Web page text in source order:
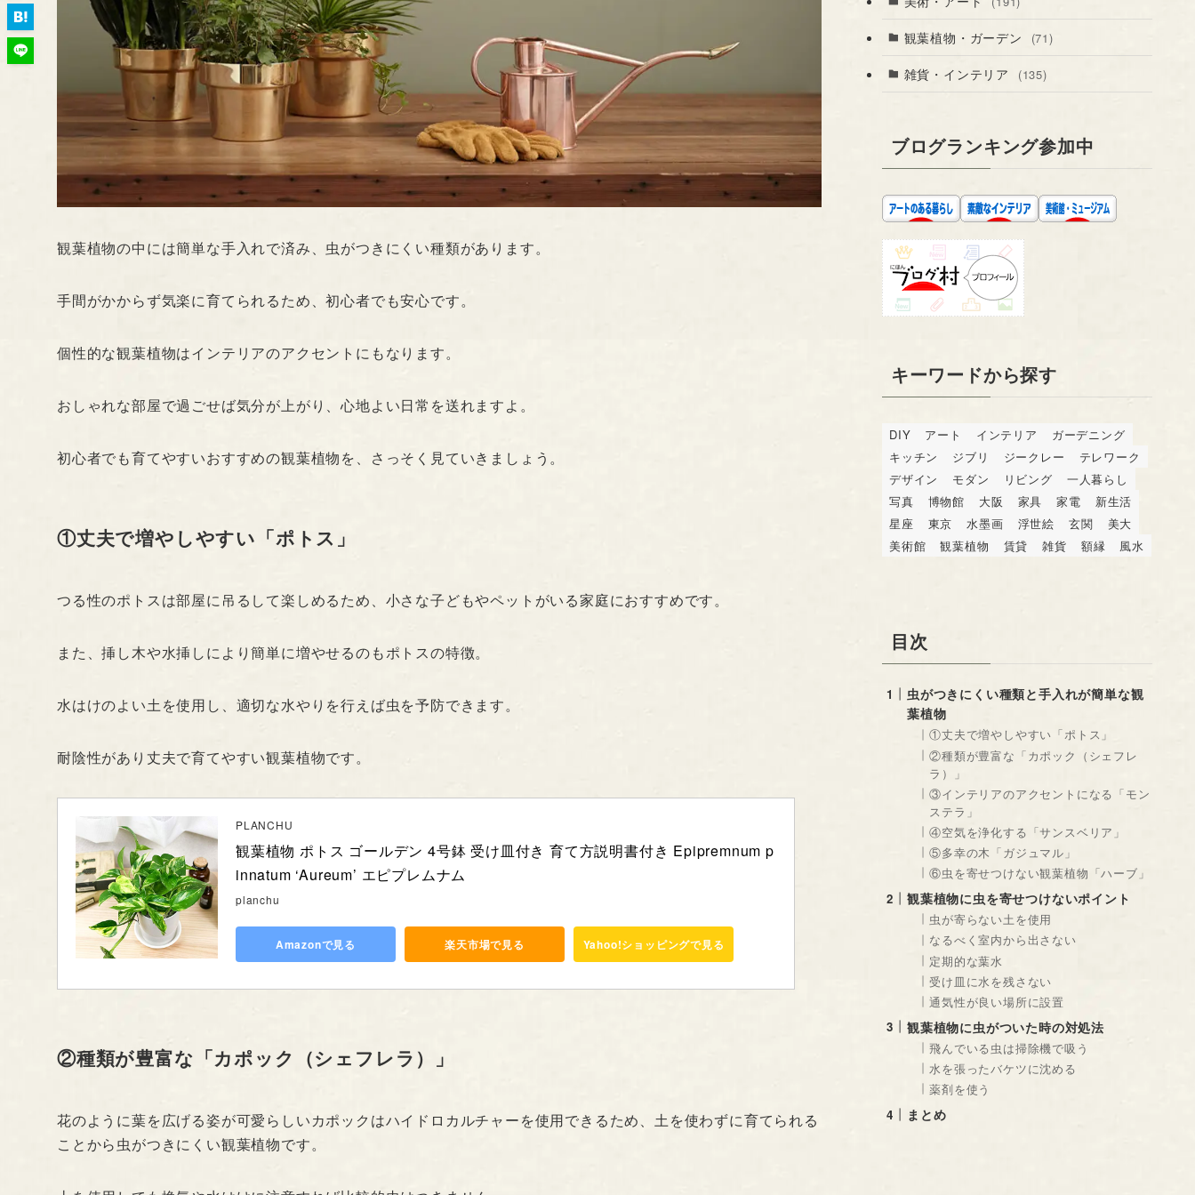
観葉植物の中には簡単な手入れで済み、虫がつきにくい種類があります。
手間がかからず気楽に育てられるため、初心者でも安心です。
個性的な観葉植物はインテリアのアクセントにもなります。
おしゃれな部屋で過ごせば気分が上がり、心地よい日常を送れますよ。
初心者でも育てやすいおすすめの観葉植物を、さっそく見ていきましょう。
①丈夫で増やしやすい「ポトス」
つる性のポトスは部屋に吊るして楽しめるため、小さな子どもやペットがいる家庭におすすめです。
また、挿し木や水挿しにより簡単に増やせるのもポトスの特徴。
水はけのよい土を使用し、適切な水やりを行えば虫を予防できます。
耐陰性があり丈夫で育てやすい観葉植物です。
PLANCHU
観葉植物 ポトス ゴールデン 4号鉢 受け皿付き 育て方説明書付き Epipremnum p
innatum ‘Aureum’ エピプレムナム
planchu
Amazonで見る 楽天市場で見る Yahoo!ショッピングで見る
②種類が豊富な「カポック（シェフレラ）」
花のように葉を広げる姿が可愛らしいカポックはハイドロカルチャーを使用できるため、土を使わずに育てられる
ことから虫がつきにくい観葉植物です。
観葉植物・ガーデン (71)
雑貨・インテリア (135)
ブログランキング参加中
キーワードから探す
DIY アート インテリア
ガーデニング
キッチン
ジブリ ジークレー
テレワーク
デザイン
モダン リビング
一人暮らし
写真
博物館 大阪 家具 家電
新生活
星座
東京 水墨画 浮世絵 玄関
美大
美術館
観葉植物 賃貸 雑貨 額縁 風水
目次
虫がつきにくい種類と手入れが簡単な観
葉植物
①丈夫で増やしやすい「ポトス」
②種類が豊富な「カポック（シェフレ
ラ）」
③インテリアのアクセントになる「モン
ステラ」
④空気を浄化する「サンスベリア」
⑤多幸の木「ガジュマル」
⑥虫を寄せつけない観葉植物「ハーブ」
観葉植物に虫を寄せつけないポイント
虫が寄らない土を使用
なるべく室内から出さない
定期的な葉水
受け皿に水を残さない
通気性が良い場所に設置
観葉植物に虫がついた時の対処法
飛んでいる虫は掃除機で吸う
水を張ったバケツに沈める
薬剤を使う
まとめ